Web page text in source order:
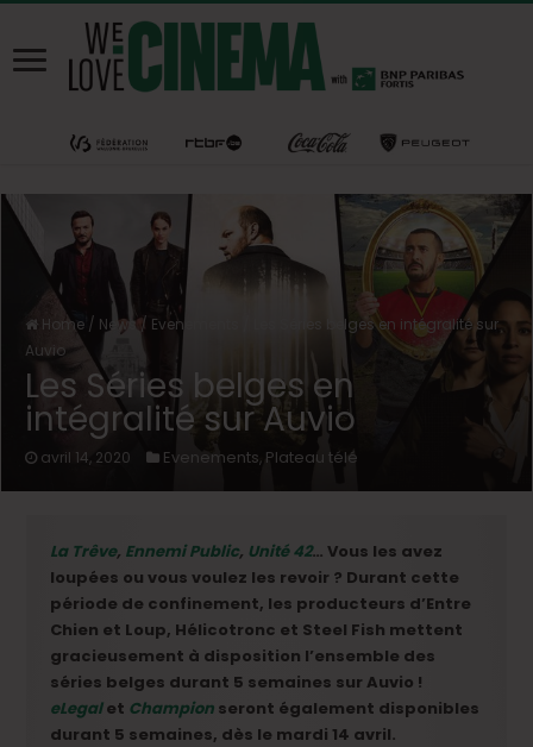
Home / News/ Evenements
Les Séries belges en intégralité sur
Auvio
Les Séries belges en
intégralité sur Auvio
avril 14, 2020 Evenements, Plateau télé
La Trêve, Ennemi Public, Unité 42… Vous les avez
loupées ou vous voulez les revoir ? Durant cette
période de confinement, les producteurs d’Entre
Chien et Loup, Hélicotronc et Steel Fish mettent
gracieusement à disposition l’ensemble des
séries belges durant 5 semaines sur Auvio !
eLegalet Champion seront également disponibles
durant 5 semaines, dès le mardi 14 avril.